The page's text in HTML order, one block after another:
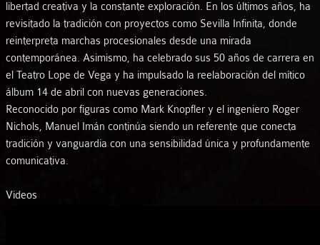
libertad creativa y la constante exploración. En los últimos años, ha
revisitado la tradición con proyectos como Sevilla Infinita, donde
reinterpreta marchas procesionales desde una mirada
contemporánea. Asimismo, ha celebrado sus 50 años de carrera en
el Teatro Lope de Vega y ha impulsado la reelaboración del mítico
álbum 14 de abril con nuevas generaciones.
Reconocido por figuras como Mark Knopfler y el ingeniero Roger
Nichols, Manuel Imán continúa siendo un referente que conecta
tradición y vanguardia con una sensibilidad única y profundamente
comunicativa.
Videos